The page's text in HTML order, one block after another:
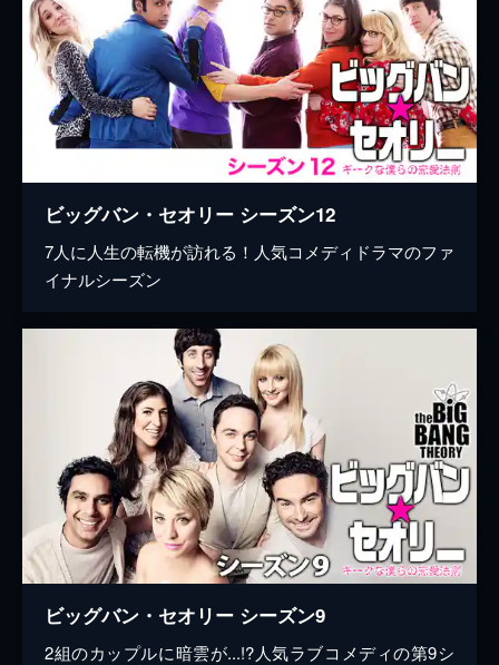
ビッグバン・セオリー シーズン12
7人に人生の転機が訪れる！人気コメディドラマのファ
イナルシーズン
ビッグバン・セオリー シーズン9
2組のカップルに暗雲が...!?人気ラブコメディの第9シ